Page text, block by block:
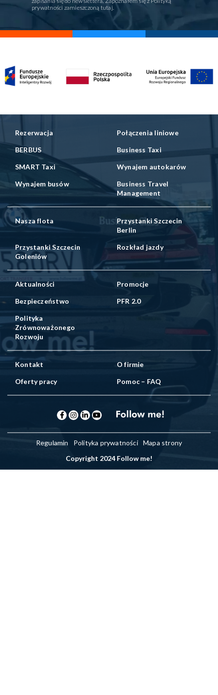
prywatności zamieszczoną tutaj.
Rezerwacja Połączenia liniowe
BERBUS Business Taxi
SMART Taxi Wynajem autokarów
Wynajem busów
Business Travel
Management
Nasza flota
Przystanki Szczecin
Berlin
Przystanki Szczecin
Goleniów
Rozkład jazdy
Aktualności Promocje
Bezpieczeństwo PFR 2.0
Polityka
Zrównoważonego
Rozwoju
Kontakt O firmie
Oferty pracy Pomoc – FAQ
Regulamin Polityka prywatności Mapa strony
Copyright 2024 Follow me!